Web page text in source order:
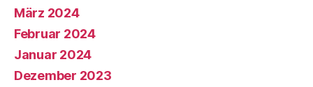
März 2024
Februar 2024
Januar 2024
Dezember 2023